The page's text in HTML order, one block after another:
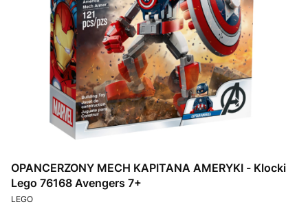
OPANCERZONY MECH KAPITANA AMERYKI - Klocki
Lego 76168 Avengers 7+
PRODUCENT
LEGO